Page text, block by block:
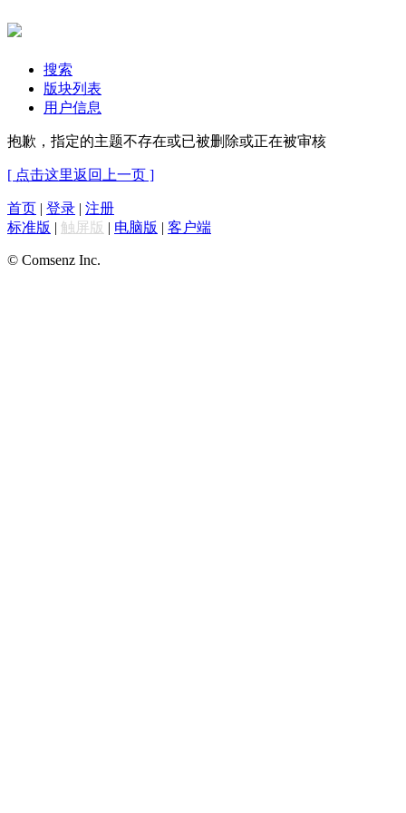
搜索
版块列表
用户信息
抱歉，指定的主题不存在或已被删除或正在被审核
[ 点击这里返回上一页 ]
首页 | 登录 | 注册
标准版 | 触屏版 | 电脑版 | 客户端
© Comsenz Inc.